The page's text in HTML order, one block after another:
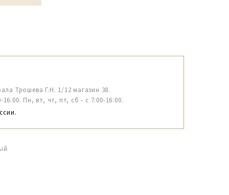
Трошева Г.Н. 1/12 магазин 38.
16:00. Пн, вт, чт, пт, сб - с 7:00-16:00.